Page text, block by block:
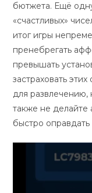
бютжета. Ещё
«счастливых»
итог игры
пренебрегать
превышать
застраховать
для развлечению,
также не делайте
быстро оправдать